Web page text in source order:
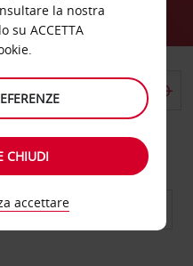
diversa
AL GIORNO
la nostra
su ACCETTA
CHIUDI
accettare